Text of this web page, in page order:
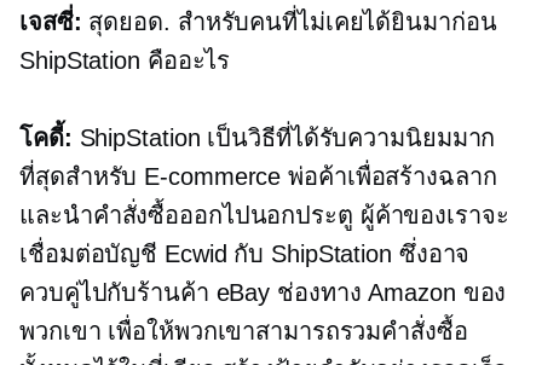
เจสซี่: สุดยอด. สำหรับคนที่ไม่เคยได้ยินมาก่อน
ShipStation คืออะไร
โคดี้: ShipStation เป็นวิธีที่ได้รับความนิยมมาก
ที่สุดสำหรับ E-commerce พ่อค้าเพื่อสร้างฉลาก
และนำคำสั่งซื้อออกไปนอกประตู ผู้ค้าของเราจะ
เชื่อมต่อบัญชี Ecwid กับ ShipStation ซึ่งอาจ
ควบคู่ไปกับร้านค้า eBay ช่องทาง Amazon ของ
พวกเขา เพื่อให้พวกเขาสามารถรวมคำสั่งซื้อ